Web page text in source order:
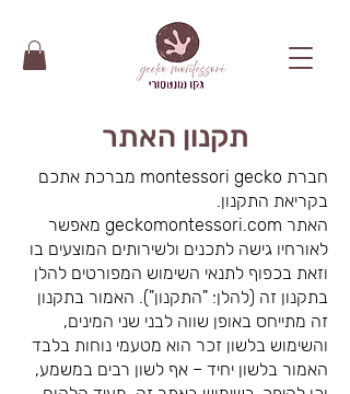
תקנון האתר
חברת montessori gecko מברכת אתכם
בקריאת התקנון.
האתר geckomontessori.com מאפשר
לאורחיו גישה לתכנים ולשירותים המוצעים בו
וזאת בכפוף לתנאי השימוש המפורטים להלן
בתקנון זה (להלן: "התקנון"). האמור בתקנון
זה מתייחס באופן שווה לבני שני המינים,
והשימוש בלשון זכר הוא מטעמי נוחות בלבד
האמור בלשון יחיד – אף לשון רבים במשמע,